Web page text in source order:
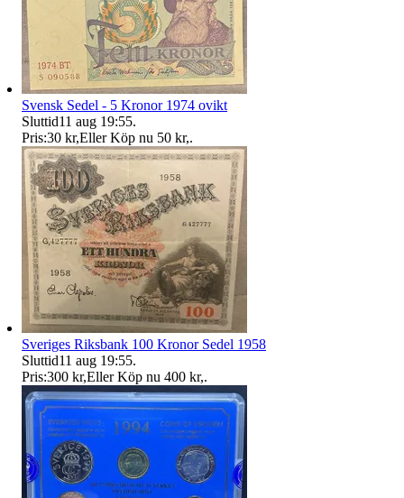
Svensk Sedel - 5 Kronor 1974 ovikt
Sluttid11 aug 19:55.
Pris:30 kr,Eller Köp nu 50 kr,.
Sveriges Riksbank 100 Kronor Sedel 1958
Sluttid11 aug 19:55.
Pris:300 kr,Eller Köp nu 400 kr,.